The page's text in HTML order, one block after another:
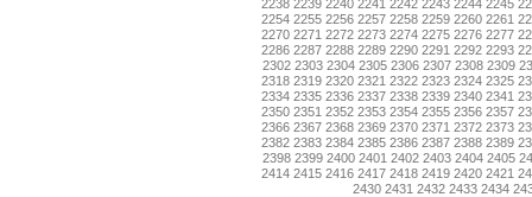
2238 2239 2240 2241 2242 2243 2244 2245
2254 2255 2256 2257 2258 2259 2260 2261
2270 2271 2272 2273 2274 2275 2276 2277
2286 2287 2288 2289 2290 2291 2292 2293
2302 2303 2304 2305 2306 2307 2308 2309
2318 2319 2320 2321 2322 2323 2324 2325
2334 2335 2336 2337 2338 2339 2340 2341
2350 2351 2352 2353 2354 2355 2356 2357
2366 2367 2368 2369 2370 2371 2372 2373
2382 2383 2384 2385 2386 2387 2388 2389
2398 2399 2400 2401 2402 2403 2404 2405
2414 2415 2416 2417 2418 2419 2420 2421
2430 2431 2432 2433 2434